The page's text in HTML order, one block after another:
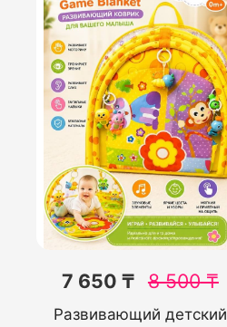
7 650 ₸ 8 500₸
Развивающий детский